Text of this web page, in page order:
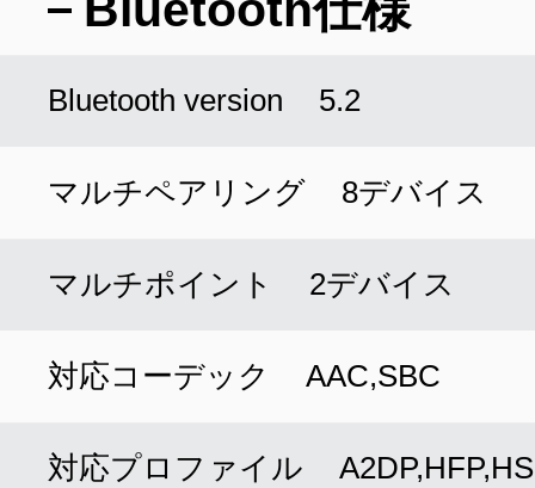
Bluetooth version 5.2
マルチペアリング 8デバイス
マルチポイント 2デバイス
対応コーデック AAC,SBC
対応プロファイル